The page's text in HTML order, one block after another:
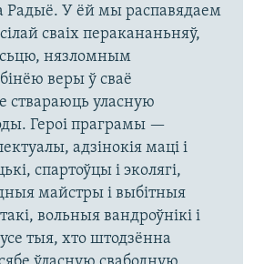
Радыё. У ёй мы распавядаем
сваіх перакананьняў,
нязломным
веры ў сваё
ствараюць уласную
Героі праграмы —
адзінокія маці і
спартоўцы і эколягі,
майстры і выбітныя
вольныя вандроўнікі і
тыя, хто штодзённа